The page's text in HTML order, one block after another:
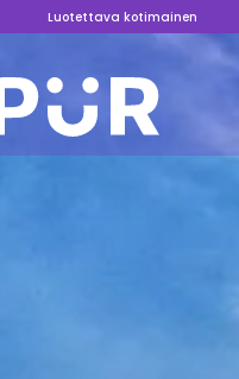
Luotettava kotimainen